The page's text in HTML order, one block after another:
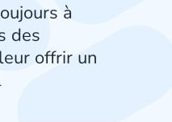
à
des
offrir un